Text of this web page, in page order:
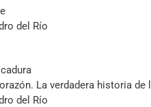
del Río
La verdadera historia de
del Río